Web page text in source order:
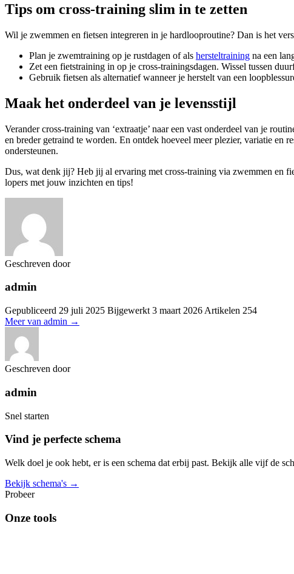
Tips om cross-training slim in te zetten
Wil je zwemmen en fietsen integreren in je hardlooproutine? Dan is het
Plan je zwemtraining op je rustdagen of als hersteltraining na een
Zet een fietstraining in op je cross-trainingsdagen. Wissel tussen
Gebruik fietsen als alternatief wanneer je herstelt van een
Maak het onderdeel van je levensstijl
Verander cross-training van ‘extraatje’ naar een vast onderdeel van je
en breder getraind te worden. En ontdek hoeveel meer plezier, variatie en
ondersteunen.
Dus, wat denk jij? Heb jij al ervaring met cross-training via zwemmen en
lopers met jouw inzichten en tips!
Geschreven door
admin
Gepubliceerd 29 juli 2025 Bijgewerkt 3 maart 2026 Artikelen 254
Meer van admin →
Geschreven door
admin
Snel starten
Vind je perfecte schema
Welk doel je ook hebt, er is een schema dat erbij past. Bekijk alle vijf de
Bekijk schema's →
Probeer
Onze tools